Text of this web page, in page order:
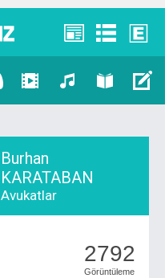
Burhan
KARATABAN
Avukatlar
2792
Görüntüleme